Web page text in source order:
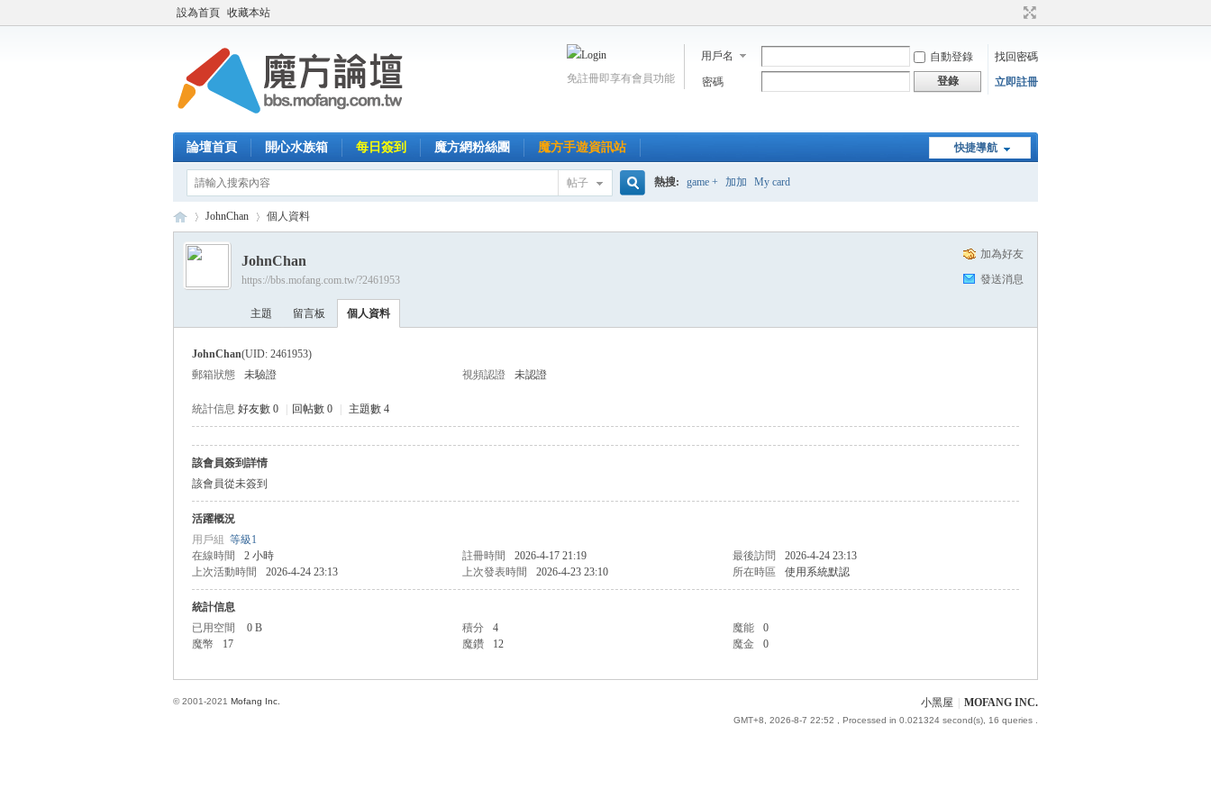
設為首頁 收藏本站
用戶名 自動登錄
找回密碼
密碼
登錄 立即註冊
免註冊即享有會員功能
快捷導航
論壇首頁 開心水族箱 每日簽到 魔方網粉絲團 魔方手遊資訊站
帖子 熱搜: game + 加加 My card
›
JohnChan 個人資料
加為好友
發送消息
JohnChan
https://bbs.mofang.com.tw/?2461953
主題 留言板 個人資料
JohnChan(UID: 2461953)
郵箱狀態
未驗證 視頻認證 未認證
統計信息 好友數 0 回帖數 0 主題數 4
該會員簽到詳情
該會員從未簽到
活躍概況
用戶組 等級1
在線時間
2 小時 註冊時間 2026-4-17 21:19 最後訪問
2026-4-24 23:13
上次活動時間
2026-4-24 23:13 上次發表時間 2026-4-23 23:10 所在時區 使用系統默認
統計信息
已用空間
0 B 積分 4 魔能
0
魔幣
17 魔鑽 12 魔金 0
小黑屋 MOFANG INC.
GMT+8, 2026-8-7 22:52 , Processed in 0.021324 second(s), 16 queries .
© 2001-2021 Mofang Inc.